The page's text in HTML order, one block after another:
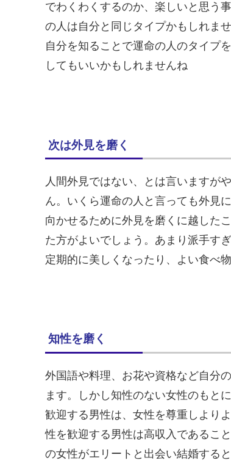
でわくわくするのか、楽しいと思う
の人は自分と同じタイプかもしれま
自分を知ることで運命の人のタイプ
してもいいかもしれませんね
次は外見を磨く
人間外見ではない、とは言いますが
ん。いくら運命の人と言っても外見
向かせるために外見を磨くに越した
た方がよいでしょう。あまり派手す
定期的に美しくなったり、よい食べ
知性を磨く
外国語や料理、お花や資格など自分
ます。しかし知性のない女性のもと
歓迎する男性は、女性を尊重しより
性を歓迎する男性は高収入であるこ
の女性がエリートと出会い結婚する